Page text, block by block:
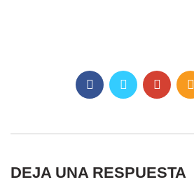
DEJA UNA RESPUESTA